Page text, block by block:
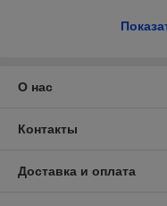
О нас
Контакты
Доставка и оплата